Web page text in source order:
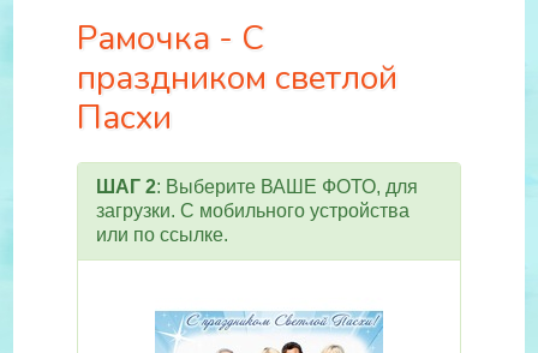
Рамочка - С
праздником светлой
Пасхи
ШАГ 2: Выберите ВАШЕ ФОТО, для
загрузки. С мобильного устройства
или по ссылке.